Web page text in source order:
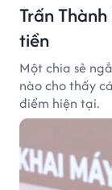
Trấn
tiền
Một chia sẻ
nào cho thấy
điểm hiện tại.